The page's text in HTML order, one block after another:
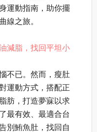
運動指南，助你擺
線之旅。
減脂，找回平坦小
不已。然而，瘦肚
運動方式，搭配正
肪，打造夢寐以求
最有效、最適合台
別鮪魚肚，找回自